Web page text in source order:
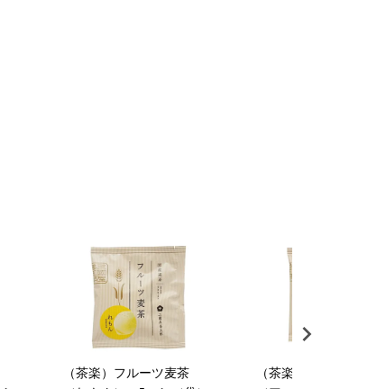
（茶楽）フルーツ麦茶
（茶楽）フルーツ麦茶